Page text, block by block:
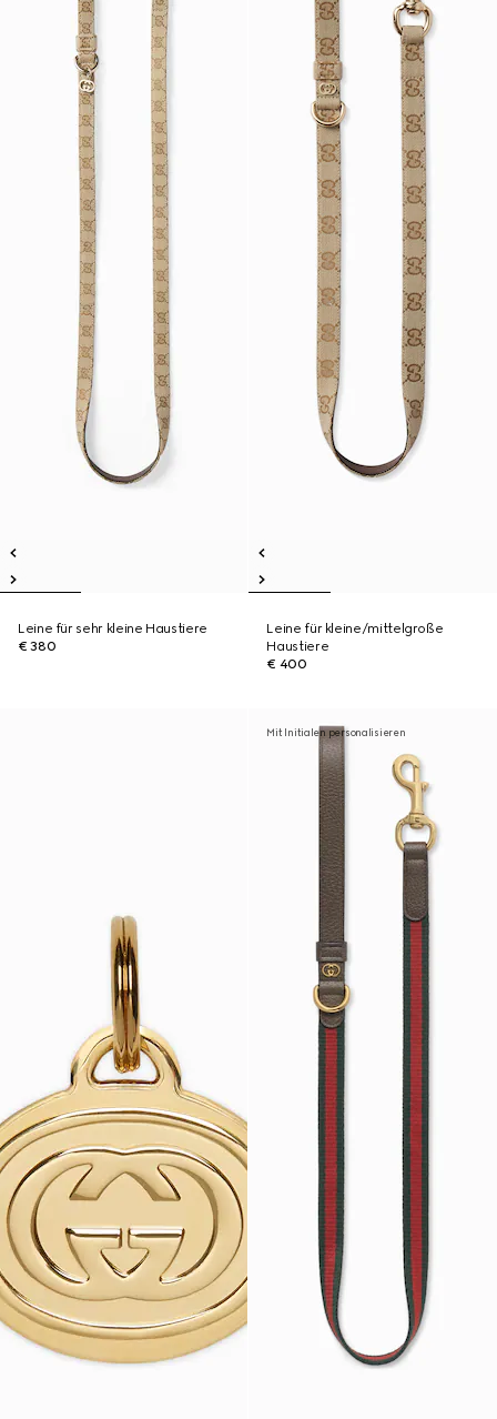
Leine für sehr kleine Haustiere
€ 380
Leine für kleine/mittelgroße
Haustiere
€ 400
Mit Initialen personalisieren